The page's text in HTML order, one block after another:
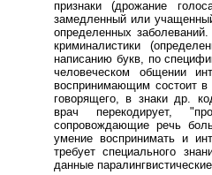
признаки (дрожание
замедленный или
определенных
криминалистики
написанию букв, по
человеческом общении
воспринимающим состоит в
говорящего, в знаки др.
врач перекодирует,
сопровождающие речь
умение воспринимать и
требует специального
данные